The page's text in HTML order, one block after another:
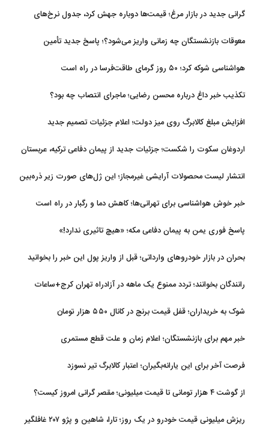
گرانی جدید در بازار مرغ؛ قیمت‌ها دوباره جهش کرد، جدول نرخ‌های
معوقات بازنشستگان چه زمانی واریز می‌شود؟؛ پاسخ جدید تأمین
هواشناسی شوکه کرد؛ ۵۰ روز گرمای طاقت‌فرسا در راه است
تکذیب خبر داغ درباره محسن رضایی؛ ماجرای انتصاب چه بود؟
افزایش مبلغ کالابرگ روی میز دولت؛ اعلام جزئیات تصمیم جدید
اردوغان سکوت را شکست؛ جزئیات جدید از پیمان دفاعی ترکیه، عربستان
انتشار لیست محصولات آرایشی غیرمجاز؛ این ژل‌های صورت زیر ذره‌بین
خبر خوش هواشناسی برای تهرانی‌ها؛ کاهش دما و رگبار در راه است
پاسخ فوری یمن به پیمان دفاعی مکه؛ «هیچ تاثیری ندارد!»
بحران در بازار خودروهای وارداتی؛ قبل از واریز پول این خبر را بخوانید
رانندگان بخوانند؛ تردد ممنوع یک ماهه در آزادراه تهران کرج+ساعات
شوک به خریداران؛ قفل قیمت برنج در کانال ۵۵۰ هزار تومان
خبر مهم برای بازنشستگان؛ اعلام زمان و علت قطع مستمری
فرصت آخر برای این یارانه‌بگیران؛ اعتبار کالابرگ تیر نسوزد
از گوشت ۴ هزار تومانی تا قیمت میلیونی؛ مقصر گرانی امروز کیست؟
ریزش میلیونی قیمت خودرو در یک روز؛ تارا، شاهین و پژو ۲۰۷ غافلگیر